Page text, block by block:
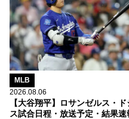
MLB
2026.08.06
【大谷翔平】ロサンゼルス・
ス試合日程・放送予定・結果速